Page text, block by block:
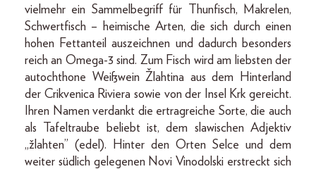
vielmehr ein Sammelbegriff für Thunfisch, Makrelen,
Schwertfisch – heimische Arten, die sich durch einen
hohen Fettanteil auszeichnen und dadurch besonders
reich an Omega-3 sind. Zum Fisch wird am liebsten der
autochthone Weißwein Žlahtina aus dem Hinterland
der Crikvenica Riviera sowie von der Insel Krk gereicht.
Ihren Namen verdankt die ertragreiche Sorte, die auch
als Tafeltraube beliebt ist, dem slawischen Adjektiv
„žlahten” (edel). Hinter den Orten Selce und dem
weiter südlich gelegenen Novi Vinodolski erstreckt sich